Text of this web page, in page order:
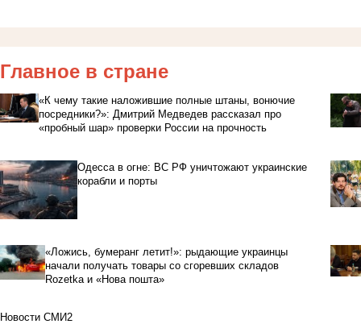
Главное в стране
«К чему такие наложившие полные штаны, вонючие
посредники?»: Дмитрий Медведев рассказал про
«пробный шар» проверки России на прочность
Одесса в огне: ВС РФ уничтожают украинские
корабли и порты
«Ложись, бумеранг летит!»: рыдающие украинцы
начали получать товары со сгоревших складов
Rozetka и «Нова пошта»
Новости СМИ2